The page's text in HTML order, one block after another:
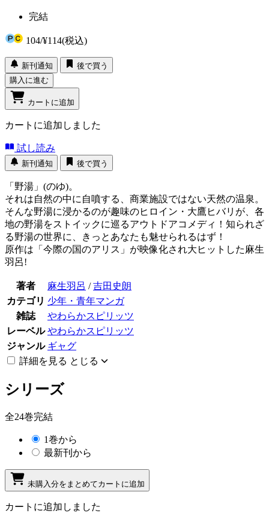
完結
104/¥114(税込)
新刊通知
後で買う
購入に進む
カートに追加
カートに追加しました
試し読み
新刊通知 後で買う
「野湯」(のゆ)。
それは自然の中に自噴する、商業施設ではない天然の温泉。
そんな野湯に浸かるのが趣味のヒロイン・大鷹ヒバリが、各
地の野湯をストイックに巡るアウトドアコメディ！知られざ
る野湯の世界に、きっとあなたも魅せられるはず！
原作は「今際の国のアリス」が映像化され大ヒットした麻生
羽呂!
著者 麻生羽呂 /吉田史朗
カテゴリ 少年・青年マンガ
雑誌
やわらかスピリッツ
レーベル やわらかスピリッツ
ジャンル ギャグ
詳細を見る とじる
シリーズ
全24巻完結
1巻から
最新刊から
未購入分をまとめてカートに追加
カートに追加しました